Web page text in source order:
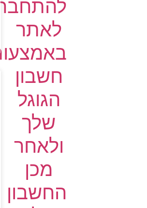
להתחבר
לאתר
באמצעות
חשבון
הגוגל
שלך
ולאחר
מכן
החשבון